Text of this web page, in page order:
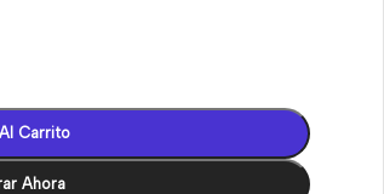
Carrito
Ahora